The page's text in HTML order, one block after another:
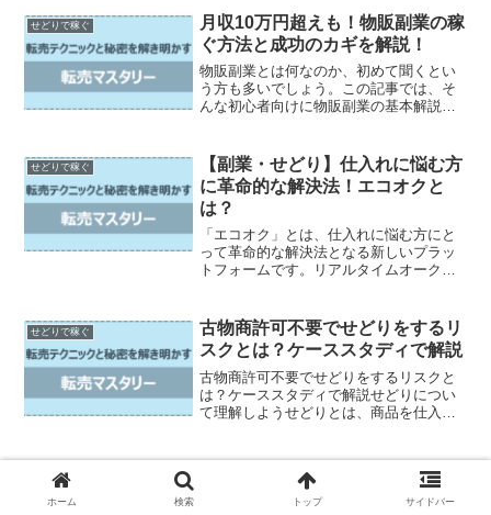
となく、安定的に収入を得ることができ
ます。例えば、自宅ででき...
せどりで稼ぐ
月収10万円超えも！物販副業の稼
ぐ方法と成功のカギを解説！
物販副業とは何なのか、初めて聞くとい
う方も多いでしょう。この記事では、そ
んな初心者向けに物販副業の基本解説か
説します。さらに、物販副業を始める手
順や必要なものも紹介しま...
せどりで稼ぐ
【副業・せどり】仕入れに悩む方
に革命的な解決法！エコオクと
は？
「エコオク」とは、仕入れに悩む方にと
って革命的な解決法となる新しいプラッ
トフォームです。リアルタイムオークシ
は、誰でも気軽に活用できるよう進化を
続けています。エコオクって...
せどりで稼ぐ
古物商許可不要でせどりをするリ
スクとは？ケーススタディで解説
古物商許可不要でせどりをするリスクと
は？ケーススタディで解説せどりについ
て理解しようせどりとは、商品を仕入れ
れ、商品の需要と供給を見極め、仕入れ
た商品を適正な価格で販売...
ホーム 検索 トップ サイドバー